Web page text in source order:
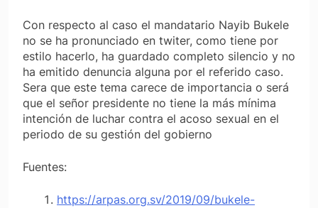
Con respecto al caso el mandatario Nayib Bukele
no se ha pronunciado en twiter, como tiene por
estilo hacerlo, ha guardado completo silencio y no
ha emitido denuncia alguna por el referido caso.
Sera que este tema carece de importancia o será
que el señor presidente no tiene la más mínima
intención de luchar contra el acoso sexual en el
periodo de su gestión del gobierno
Fuentes:
https://arpas.org.sv/2019/09/bukele-